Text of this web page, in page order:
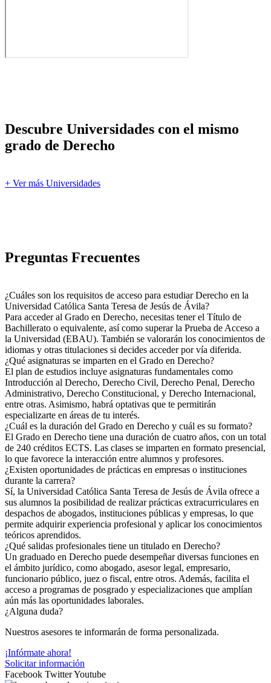
Descubre Universidades con el mismo
grado de Derecho
+ Ver más Universidades
Preguntas Frecuentes
¿Cuáles son los requisitos de acceso para estudiar Derecho en la
Universidad Católica Santa Teresa de Jesús de Ávila?
Para acceder al Grado en Derecho, necesitas tener el Título de
Bachillerato o equivalente, así como superar la Prueba de Acceso a
la Universidad (EBAU). También se valorarán los conocimientos de
idiomas y otras titulaciones si decides acceder por vía diferida.
¿Qué asignaturas se imparten en el Grado en Derecho?
El plan de estudios incluye asignaturas fundamentales como
Introducción al Derecho, Derecho Civil, Derecho Penal, Derecho
Administrativo, Derecho Constitucional, y Derecho Internacional,
entre otras. Asimismo, habrá optativas que te permitirán
especializarte en áreas de tu interés.
¿Cuál es la duración del Grado en Derecho y cuál es su formato?
El Grado en Derecho tiene una duración de cuatro años, con un total
de 240 créditos ECTS. Las clases se imparten en formato presencial,
lo que favorece la interacción entre alumnos y profesores.
¿Existen oportunidades de prácticas en empresas o instituciones
durante la carrera?
Sí, la Universidad Católica Santa Teresa de Jesús de Ávila ofrece a
sus alumnos la posibilidad de realizar prácticas extracurriculares en
despachos de abogados, instituciones públicas y empresas, lo que
permite adquirir experiencia profesional y aplicar los conocimientos
teóricos aprendidos.
¿Qué salidas profesionales tiene un titulado en Derecho?
Un graduado en Derecho puede desempeñar diversas funciones en
el ámbito jurídico, como abogado, asesor legal, empresario,
funcionario público, juez o fiscal, entre otros. Además, facilita el
acceso a programas de posgrado y especializaciones que amplían
aún más las oportunidades laborales.
¿Alguna duda?
Nuestros asesores te informarán de forma personalizada.
¡Infórmate ahora!
Solicitar información
Facebook TwitterYoutube